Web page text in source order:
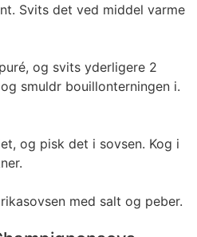
Svits det ved middel varme
og svits yderligere 2
smuldr bouillonterningen i.
og pisk det i sovsen. Kog i
med salt og peber.